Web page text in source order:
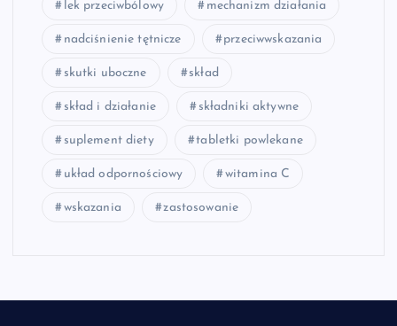
lek przeciwbólowy mechanizm działania
nadciśnienie tętnicze przeciwwskazania
skutki uboczne skład
skład i działanie składniki aktywne
suplement diety tabletki powlekane
układ odpornościowy witamina C
wskazania zastosowanie